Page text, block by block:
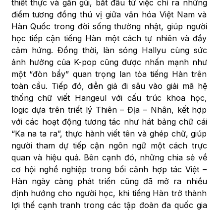
thiết thực và gần gũi, bắt đầu từ việc chỉ ra những
điểm tương đồng thú vị giữa văn hóa Việt Nam và
Hàn Quốc trong đời sống thường nhật, giúp người
học tiếp cận tiếng Hàn một cách tự nhiên và đầy
cảm hứng. Đồng thời, làn sóng Hallyu cùng sức
ảnh hưởng của K-pop cũng được nhấn mạnh như
một “đòn bẩy” quan trọng lan tỏa tiếng Hàn trên
toàn cầu. Tiếp đó, diễn giả đi sâu vào giải mã hệ
thống chữ viết Hangeul với cấu trúc khoa học,
logic dựa trên triết lý Thiên – Địa – Nhân, kết hợp
với các hoạt động tương tác như hát bảng chữ cái
“Ka na ta ra”, thực hành viết tên và ghép chữ, giúp
người tham dự tiếp cận ngôn ngữ một cách trực
quan và hiệu quả. Bên cạnh đó, những chia sẻ về
cơ hội nghề nghiệp trong bối cảnh hợp tác Việt –
Hàn ngày càng phát triển cũng đã mở ra nhiều
định hướng cho người học, khi tiếng Hàn trở thành
lợi thế cạnh tranh trong các tập đoàn đa quốc gia